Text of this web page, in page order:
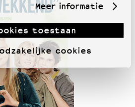
Meer informatie
toestaan
cookies